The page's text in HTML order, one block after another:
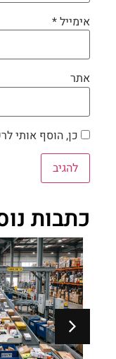
אימייל*
אתר
כן, הוסף אותי
כתבות